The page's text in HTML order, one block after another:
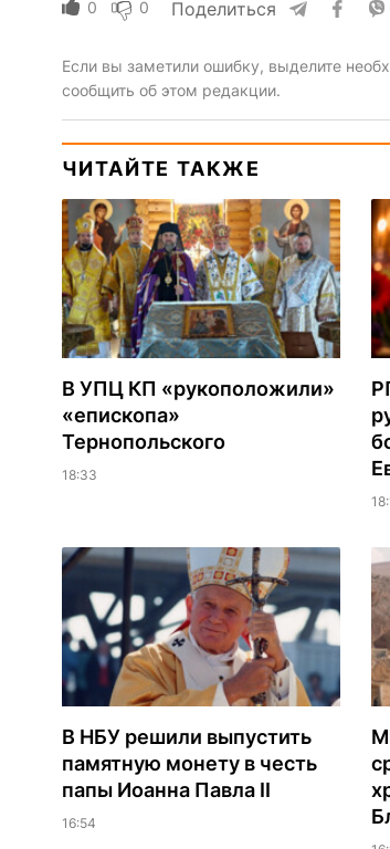
0 0 Поделиться
Если вы заметили ошибку, выделите
сообщить об этом редакции.
ЧИТАЙТЕ ТАКЖЕ
В УПЦ КП «рукоположили»
«епископа»
Тернопольского
18:33
В НБУ решили выпустить
памятную монету в честь
папы Иоанна Павла II
16:54